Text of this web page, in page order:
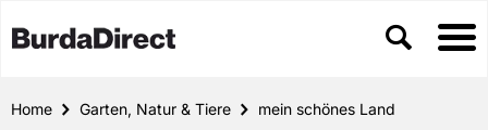
Home Garten, Natur & Tiere mein schönes Land